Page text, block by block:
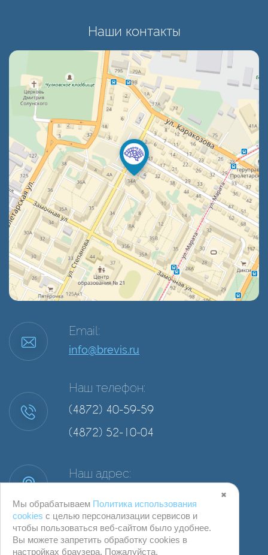
Наши контакты
Email:
info@brevis.ru
Наш телефон:
(4872) 40-59-59
(4872) 52-10-04
Наш адрес:
✖
Мы обрабатываем Политика использования
cookies с целью персонализации сервисов и
чтобы пользоваться веб-сайтом было удобнее.
Вы можете запретить обработку сookies в
настройках браузера. Пожалуйста,